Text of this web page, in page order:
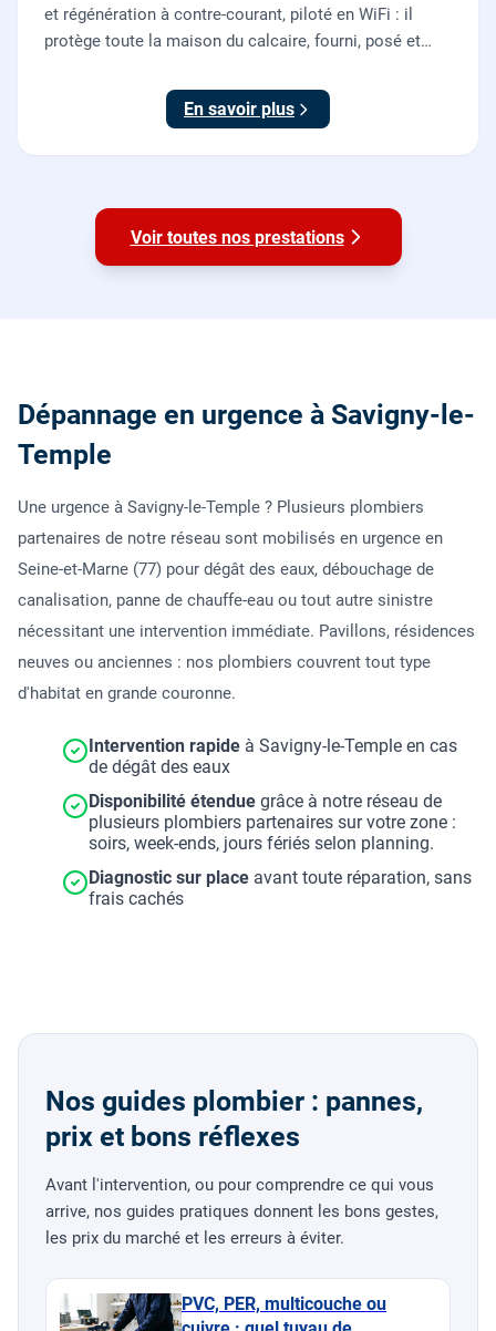
et régénération à contre-courant, piloté en WiFi : il
protège toute la maison du calcaire, fourni, posé et
En savoir plus
Voir toutes nos prestations
Dépannage en urgence à Savigny-le-
Temple
Une urgence à Savigny-le-Temple ? Plusieurs plombiers
partenaires de notre réseau sont mobilisés en urgence en
Seine-et-Marne (77) pour dégât des eaux, débouchage de
canalisation, panne de chauffe-eau ou tout autre sinistre
nécessitant une intervention immédiate. Pavillons, résidences
neuves ou anciennes : nos plombiers couvrent tout type
d'habitat en grande couronne.
Intervention rapide à Savigny-le-Temple en cas
de dégât des eaux
Disponibilité étendue grâce à notre réseau de
plusieurs plombiers partenaires sur votre zone :
soirs, week-ends, jours fériés selon planning.
Diagnostic sur place avant toute réparation, sans
frais cachés
Nos guides plombier : pannes,
prix et bons réflexes
Avant l'intervention, ou pour comprendre ce qui vous
arrive, nos guides pratiques donnent les bons gestes,
les prix du marché et les erreurs à éviter.
PVC, PER, multicouche ou